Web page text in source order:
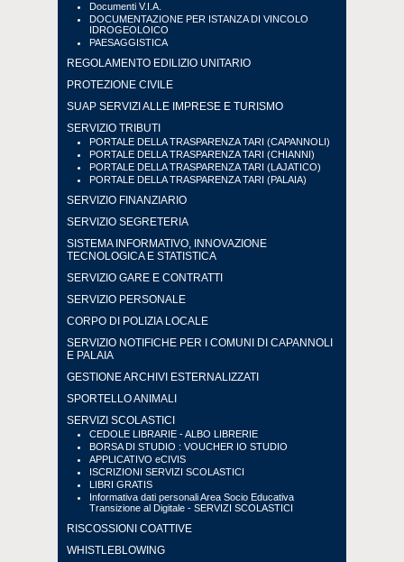
Documenti V.I.A.
DOCUMENTAZIONE PER ISTANZA DI VINCOLO
IDROGEOLOICO
PAESAGGISTICA
REGOLAMENTO EDILIZIO UNITARIO
PROTEZIONE CIVILE
SUAP SERVIZI ALLE IMPRESE E TURISMO
SERVIZIO TRIBUTI
PORTALE DELLA TRASPARENZA TARI (CAPANNOLI)
PORTALE DELLA TRASPARENZA TARI (CHIANNI)
PORTALE DELLA TRASPARENZA TARI (LAJATICO)
PORTALE DELLA TRASPARENZA TARI (PALAIA)
SERVIZIO FINANZIARIO
SERVIZIO SEGRETERIA
SISTEMA INFORMATIVO, INNOVAZIONE
TECNOLOGICA E STATISTICA
SERVIZIO GARE E CONTRATTI
SERVIZIO PERSONALE
CORPO DI POLIZIA LOCALE
SERVIZIO NOTIFICHE PER I COMUNI DI CAPANNOLI
E PALAIA
GESTIONE ARCHIVI ESTERNALIZZATI
SPORTELLO ANIMALI
SERVIZI SCOLASTICI
CEDOLE LIBRARIE - ALBO LIBRERIE
BORSA DI STUDIO : VOUCHER IO STUDIO
APPLICATIVO eCIVIS
ISCRIZIONI SERVIZI SCOLASTICI
LIBRI GRATIS
Informativa dati personali Area Socio Educativa
Transizione al Digitale - SERVIZI SCOLASTICI
RISCOSSIONI COATTIVE
WHISTLEBLOWING